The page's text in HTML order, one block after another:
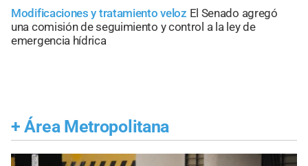
Modificaciones y tratamiento veloz El Senado agregó
una comisión de seguimiento y control a la ley de
emergencia hídrica
+ Área Metropolitana